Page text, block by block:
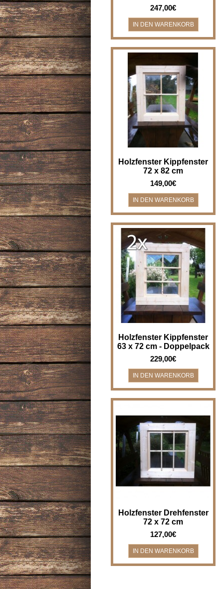
247,00€
Holzfenster Kippfenster - Breite
x Höhe 72 x 82 cm
Holzfenster/Kippfenster für z.B.
Bad, Gartenha..
Holzfenster Kippfenster
72 x 82 cm
149,00€
2 Stück - Holzfenster
Kippfenster - Breite x Höhe 63 x
72 cm - im Doppelpack - nur
einmal ..
Holzfenster Kippfenster
63 x 72 cm - Doppelpack
229,00€
Holzfenster Drehfenster - Breite
x Höhe 72 x 72 cm
Holzfenster/Drehfenster für z.B.
Bad, Gartenha..
Holzfenster Drehfenster
72 x 72 cm
127,00€